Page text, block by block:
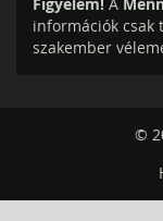
információk csak
szakember
©